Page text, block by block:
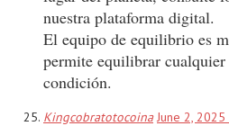
nuestra plataforma digital.
El equipo de equilibrio es
permite equilibrar
condición.
Kingcobratotocoina June 2,